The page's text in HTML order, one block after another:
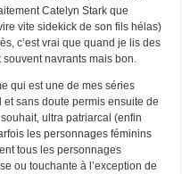
Catelyn Stark que
vite sidekick de son fils hélas)
c’est vrai que quand je lis des
navrants mais bon.
qui est une de mes séries
sans doute permis ensuite de
ultra patriarcal (enfin
les personnages féminins
tous les personnages
ou touchante à l’exception de